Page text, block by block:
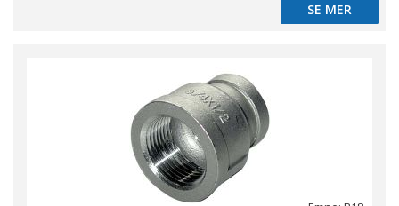
SE MER
SE MER